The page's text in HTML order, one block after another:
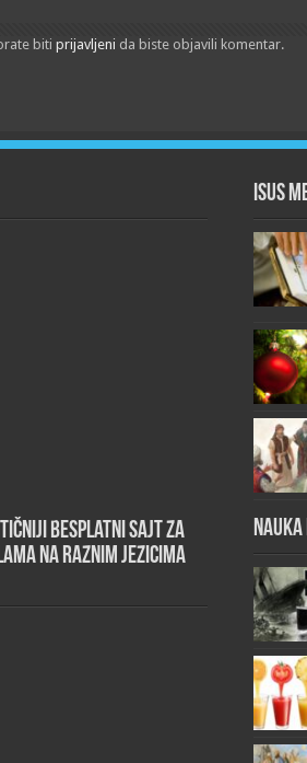
biti prijavljeni da biste objavili komentar.
besplatni sajt za
na raznim jezicima
Isus